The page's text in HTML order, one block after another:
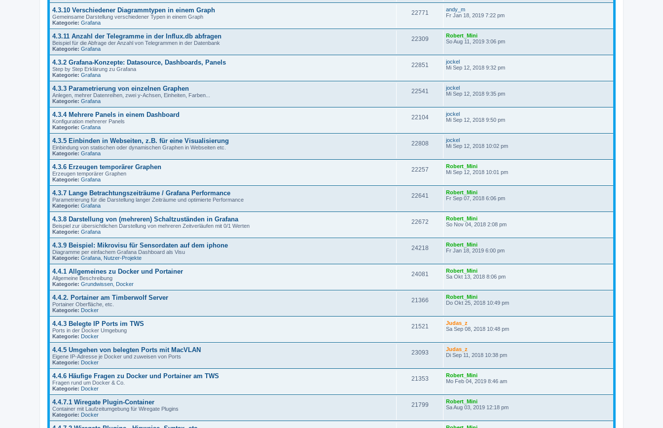
4.3.10 Verschiedener Diagrammtypen in einem Graph
Gemeinsame Darstellung verschiedener Typen in einem Graph
Kategorie: Grafana
22771
andy_m
Fr Jan 18, 2019 7:22 pm
4.3.11 Anzahl der Telegramme in der Influx.db abfragen
Beispiel für die Abfrage der Anzahl von Telegrammen in der Datenbank
Kategorie: Grafana
22309
Robert_Mini
So Aug 11, 2019 3:06 pm
4.3.2 Grafana-Konzepte: Datasource, Dashboards, Panels
Step by Step Erklärung zu Grafana
Kategorie: Grafana
22851
jockel
Mi Sep 12, 2018 9:32 pm
4.3.3 Parametrierung von einzelnen Graphen
Anlegen, mehrer Datenreihen, zwei y-Achsen, Einheiten, Farben...
Kategorie: Grafana
22541
jockel
Mi Sep 12, 2018 9:35 pm
4.3.4 Mehrere Panels in einem Dashboard
Konfiguration mehrerer Panels
Kategorie: Grafana
22104
jockel
Mi Sep 12, 2018 9:50 pm
4.3.5 Einbinden in Webseiten, z.B. für eine Visualisierung
Einbindung von statischen oder dynamischen Graphen in Webseiten etc.
Kategorie: Grafana
22808
jockel
Mi Sep 12, 2018 10:02 pm
4.3.6 Erzeugen temporärer Graphen
Erzeugen temporärer Graphen
Kategorie: Grafana
22257
Robert_Mini
Mi Sep 12, 2018 10:01 pm
4.3.7 Lange Betrachtungszeiträume / Grafana Performance
Parametrierung für die Darstellung langer Zeiträume und optimierte Performance
Kategorie: Grafana
22641
Robert_Mini
Fr Sep 07, 2018 6:06 pm
4.3.8 Darstellung von (mehreren) Schaltzuständen in Grafana
Beispiel zur übersichtlichen Darstellung von mehreren Zeitverläufen mit 0/1 Werten
Kategorie: Grafana
22672
Robert_Mini
So Nov 04, 2018 2:08 pm
4.3.9 Beispiel: Mikrovisu für Sensordaten auf dem iphone
Diagramme per einfachem Grafana Dashboard als Visu
Kategorie: Grafana Nutzer-Projekte
24218
Robert_Mini
Fr Jan 18, 2019 6:00 pm
4.4.1 Allgemeines zu Docker und Portainer
Allgemeine Beschreibung
Kategorie: Grundwissen Docker
24081
Robert_Mini
Sa Okt 13, 2018 8:06 pm
4.4.2. Portainer am Timberwolf Server
Portainer Oberfläche, etc.
Kategorie: Docker
21366
Robert_Mini
Do Okt 25, 2018 10:49 pm
4.4.3 Belegte IP Ports im TWS
Ports in der Docker Umgebung
Kategorie: Docker
21521
Judas_z
Sa Sep 08, 2018 10:48 pm
4.4.5 Umgehen von belegten Ports mit MacVLAN
Eigene IP-Adresse je Docker und zuweisen von Ports
Kategorie: Docker
23093
Judas_z
Di Sep 11, 2018 10:38 pm
4.4.6 Häufige Fragen zu Docker und Portainer am TWS
Fragen rund um Docker & Co.
Kategorie: Docker
21353
Robert_Mini
Mo Feb 04, 2019 8:46 am
4.4.7.1 Wiregate Plugin-Container
Container mit Laufzeitumgebung für Wiregate Plugins
Kategorie: Docker
21799
Robert_Mini
Sa Aug 03, 2019 12:18 pm